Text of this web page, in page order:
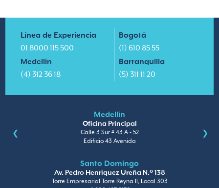
Línea de Experiencia
01 8000 115 500
Medellín
(4) 312 36 18
Bogotá
(1) 610 85 55
Barranquilla
(5) 311 11 20
Medellín
Oficina Principal
Calle 3 Sur # 43 A - 52
Edificio 43 Avenida
Santo Domingo
Av. Pedro Henríquez Ureña N.º 138
Torre Empresarial Torre Reyna II, Local 303